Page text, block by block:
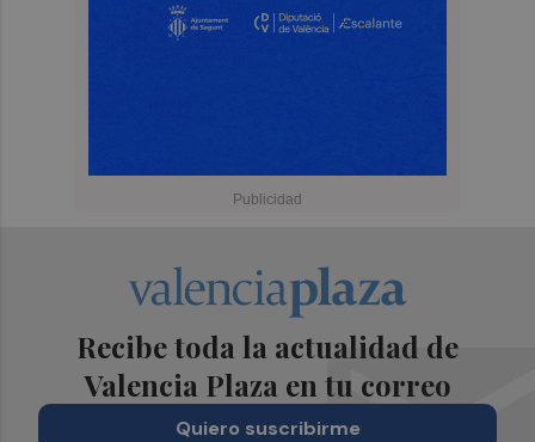
Recibe toda la actualidad de
Valencia Plaza en tu correo
Quiero suscribirme